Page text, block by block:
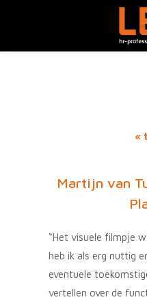
«
Martijn van
“Het visuele filmpje
heb ik als erg nuttig
eventuele
vertellen over de